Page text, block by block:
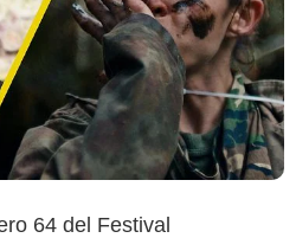
64 del Festival